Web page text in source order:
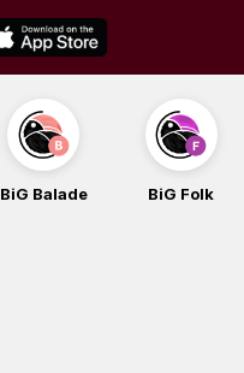
BiG Balade BiG Folk